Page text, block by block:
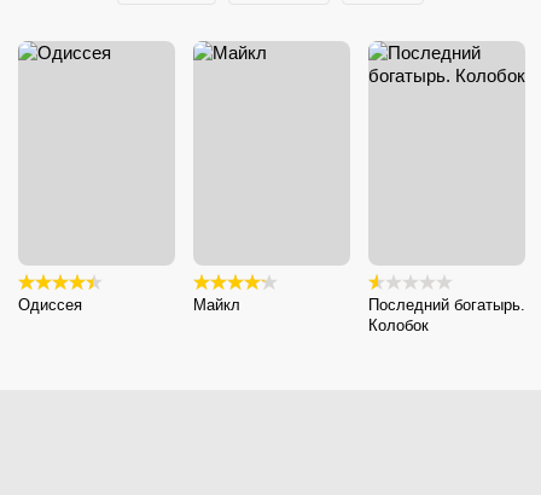
Одиссея Майкл
Последний богатырь.
Колобок